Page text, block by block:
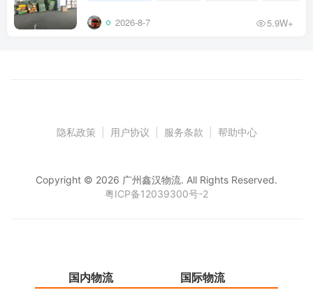
2026-8-7 5.9W+
隐私政策 用户协议 服务条款 帮助中心
Copyright © 2026 广州鑫汉物流. All Rights Reserved.
粤ICP备12039300号-2
国内物流 国际物流